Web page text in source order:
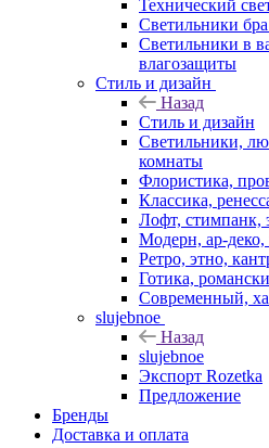
Технический
Светильники
Светильники в
влагозащиты
Стиль и дизайн
Назад
Стиль и дизайн
Светильники,
комнаты
Флористика,
Классика,
Лофт, стимпанк,
Модерн, ар-деко,
Ретро, этно,
Готика,
Современный,
slujebnoe
Назад
slujebnoe
Экспорт Rozetka
Предложение
Бренды
Доставка и оплата